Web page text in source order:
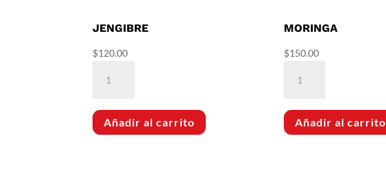
JENGIBRE
$120.00
cantidad
Añadir al carrito
MORINGA
$150.00
cantidad
Añadir al carrito